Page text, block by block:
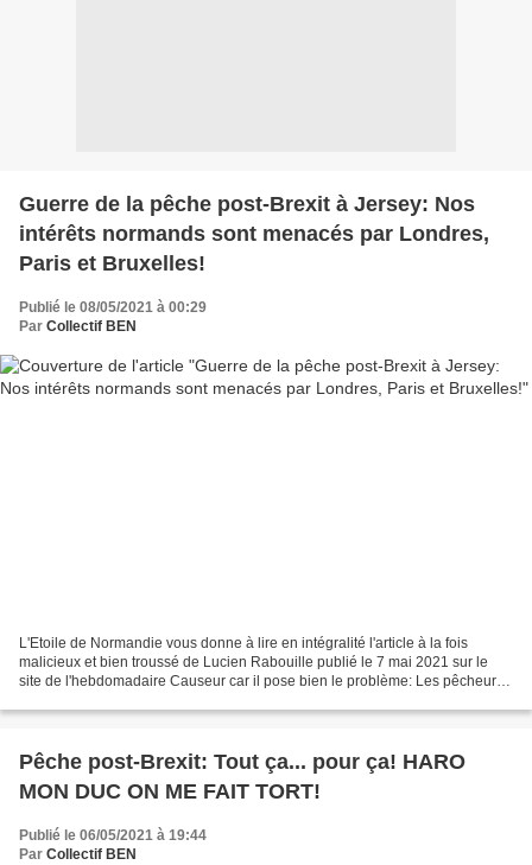
Guerre de la pêche post-Brexit à Jersey: Nos
intérêts normands sont menacés par Londres,
Paris et Bruxelles!
Publié le 08/05/2021 à 00:29
Par Collectif BEN
L'Etoile de Normandie vous donne à lire en intégralité l'article à la fois
malicieux et bien troussé de Lucien Rabouille publié le 7 mai 2021 sur le
site de l'hebdomadaire Causeur car il pose bien le problème: Les pêcheurs
Pêche post-Brexit: Tout ça... pour ça! HARO
MON DUC ON ME FAIT TORT!
Publié le 06/05/2021 à 19:44
Par Collectif BEN